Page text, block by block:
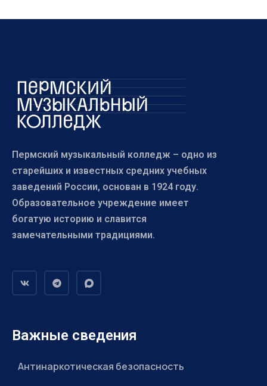
Пермский музыкальный колледж – одно из
старейших и известных средних учебных
заведений России, основан в 1924 году.
Образовательное учреждение имеет
богатую историю и славится
замечательными традициями.
Важные сведения
Антинаркотическая безопасность